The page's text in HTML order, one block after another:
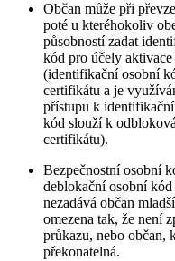
Občan může při
poté u kteréhokoliv
působností zadat
kód pro účely
(identifikační osobní
certifikátu a je
přístupu k
kód slouží k
certifikátu).
Bezpečnostní osobní
deblokační osobní
nezadává občan
omezena tak, že není
průkazu, nebo občan,
překonatelná.